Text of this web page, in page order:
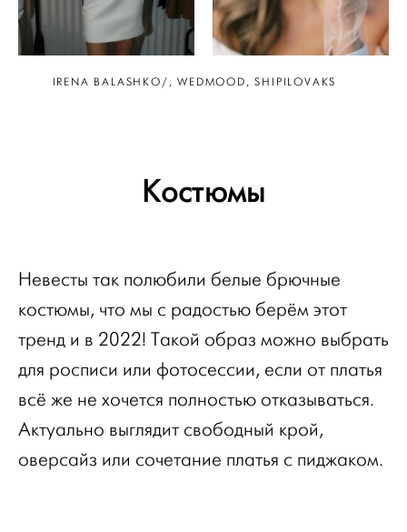
IRENA BALASHKO/, WEDMOOD, SHIPILOVAKS
Костюмы
Невесты так полюбили белые брючные
костюмы, что мы с радостью берём этот
тренд и в 2022! Такой образ можно выбрать
для росписи или фотосессии, если от платья
всё же не хочется полностью отказываться.
Актуально выглядит свободный крой,
оверсайз или сочетание платья с пиджаком.